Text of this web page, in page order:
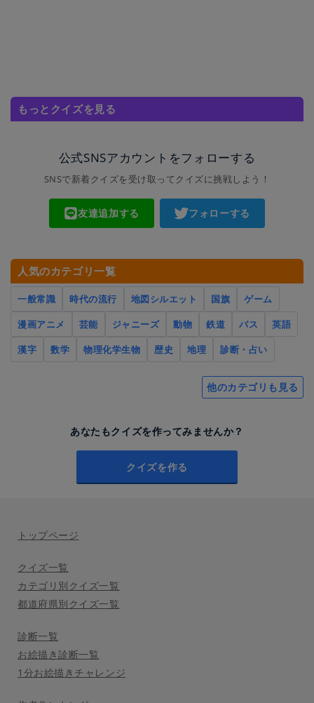
もっとクイズを見る
公式SNSアカウントをフォローする
SNSで新着クイズを受け取ってクイズに挑戦しよう！
友達追加する フォローする
人気のカテゴリ一覧
一般常識 時代の流行 地図シルエット 国旗
ゲーム
漫画アニメ
芸能 ジャニーズ 動物 鉄道 バス
英語
漢字
数学 物理化学生物 歴史 地理 診断・占い
他のカテゴリも見る
あなたもクイズを作ってみませんか？
クイズを作る
トップページ
クイズ一覧
カテゴリ別クイズ一覧
都道府県別クイズ一覧
診断一覧
お絵描き診断一覧
1分お絵描きチャレンジ